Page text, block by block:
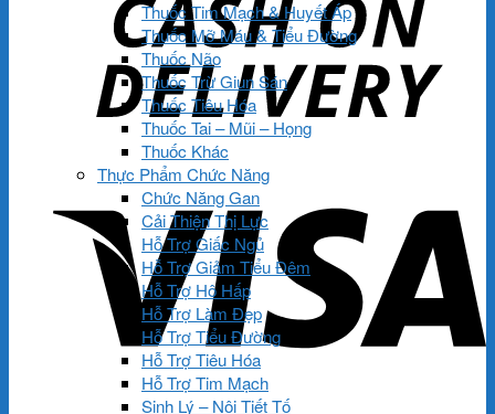
Thuốc Tim Mạch & Huyết Áp
Thuốc Mỡ Máu & Tiểu Đường
Thuốc Não
Thuốc Trừ Giun Sán
Thuốc Tiêu Hóa
Thuốc Tai – Mũi – Họng
Thuốc Khác
Thực Phẩm Chức Năng
Chức Năng Gan
Cải Thiện Thị Lực
Hỗ Trợ Giấc Ngủ
Hỗ Trợ Giảm Tiểu Đêm
Hỗ Trợ Hô Hấp
Hỗ Trợ Làm Đẹp
Hỗ Trợ Tiểu Đường
Hỗ Trợ Tiêu Hóa
Hỗ Trợ Tim Mạch
Sinh Lý – Nội Tiết Tố